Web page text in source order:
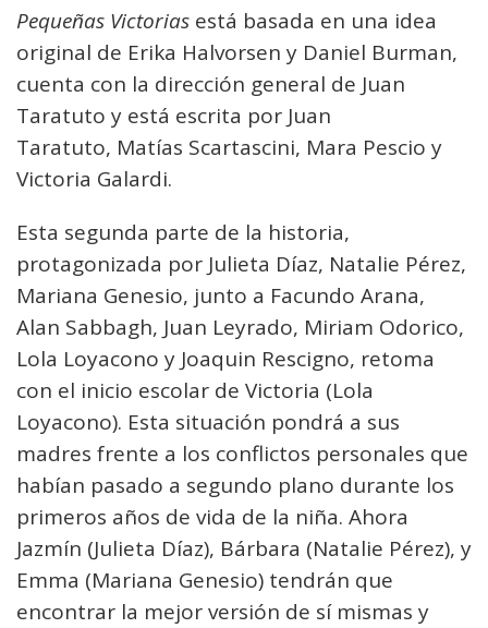
Pequeñas Victorias está basada en una idea
original de Erika Halvorsen y Daniel Burman,
cuenta con la dirección general de Juan
Taratuto y está escrita por Juan
Taratuto, Matías Scartascini, Mara Pescio y
Victoria Galardi.
Esta segunda parte de la historia,
protagonizada por Julieta Díaz, Natalie Pérez,
Mariana Genesio, junto a Facundo Arana,
Alan Sabbagh, Juan Leyrado, Miriam Odorico,
Lola Loyacono y Joaquin Rescigno, retoma
con el inicio escolar de Victoria (Lola
Loyacono). Esta situación pondrá a sus
madres frente a los conflictos personales que
habían pasado a segundo plano durante los
primeros años de vida de la niña. Ahora
Jazmín (Julieta Díaz), Bárbara (Natalie Pérez), y
Emma (Mariana Genesio) tendrán que
encontrar la mejor versión de sí mismas y